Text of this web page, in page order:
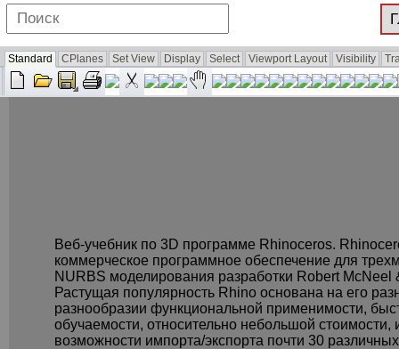
Standard CPlanes Set View Display Select Viewport Layout Visibility
Веб-учебник по 3D программе Rhinoceros.
коммерческое программное обеспечение для
NURBS моделирования разработки Robert McNeel
Растущая популярность Rhino основана на его
разнообразии функциональной применимости,
обучаемости, относительно небольшой стоимости,
возможности импорта/экспорта почти 30